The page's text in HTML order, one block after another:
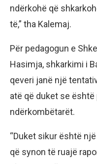
ndërkohë që
të,” tha Kalemaj.
Për pedagogun e
Hasimja, shkarkimi i
qeveri janë një
atë që duket se
ndërkombëtarët.
“Duket sikur është
që synon të ruajë